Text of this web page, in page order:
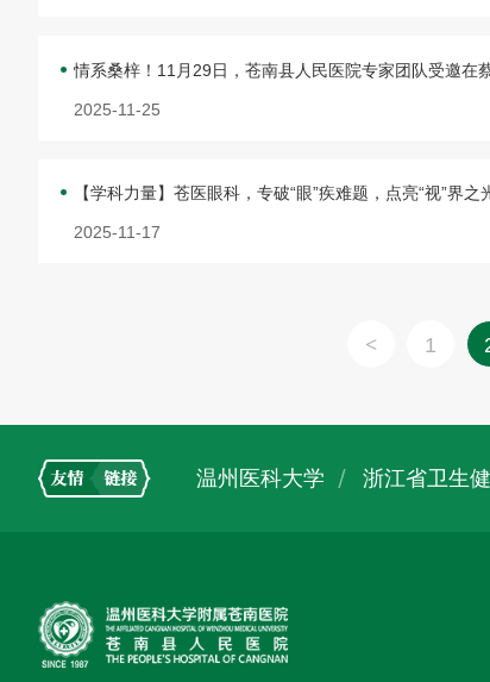
情系桑梓！11月29日，苍南县人民医院专家团队受邀在
2025-11-25
【学科力量】苍医眼科，专破“眼”疾难题，点亮“视”界之
2025-11-17
1
温州医科大学 浙江省卫生